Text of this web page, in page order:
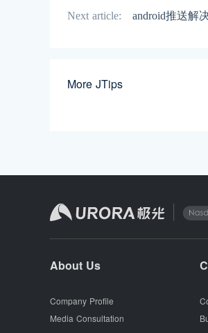
Next article:
android推送解
More JTips
About Us
Company Profile
Media Consultation